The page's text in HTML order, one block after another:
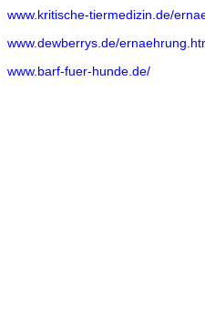
www.kritische-tiermedizin.de/
www.dewberrys.de/
www.barf-fuer-hunde.de/